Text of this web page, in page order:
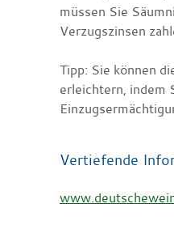
müssen Sie
Verzugszinsen
Tipp: Sie können
erleichtern, indem
Vertiefende